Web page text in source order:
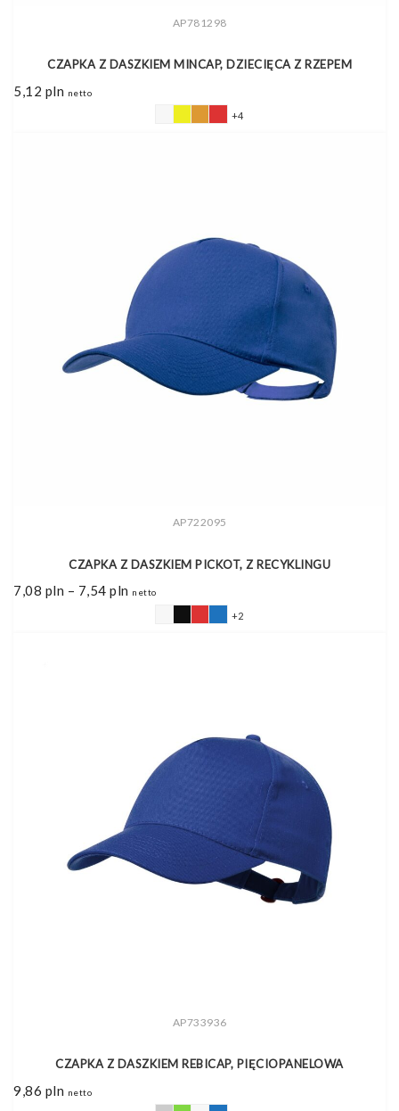
AP781298
CZAPKA Z DASZKIEM MINCAP, DZIECIĘCA Z RZEPEM
5,12 pln netto
+4
AP722095
CZAPKA Z DASZKIEM PICKOT, Z RECYKLINGU
7,08 pln – 7,54 pln Zakres
cen:
7,08 pln
netto
+2
AP733936
CZAPKA Z DASZKIEM REBICAP, PIĘCIOPANELOWA
9,86 pln netto